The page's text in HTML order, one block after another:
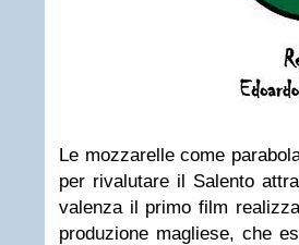
Le mozzarelle come
per rivalutare il Salento
valenza il primo film
produzione magliese, che